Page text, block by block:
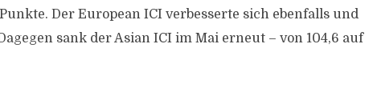
Der European ICI verbesserte sich ebenfalls und
sank der Asian ICI im Mai erneut – von 104,6 auf